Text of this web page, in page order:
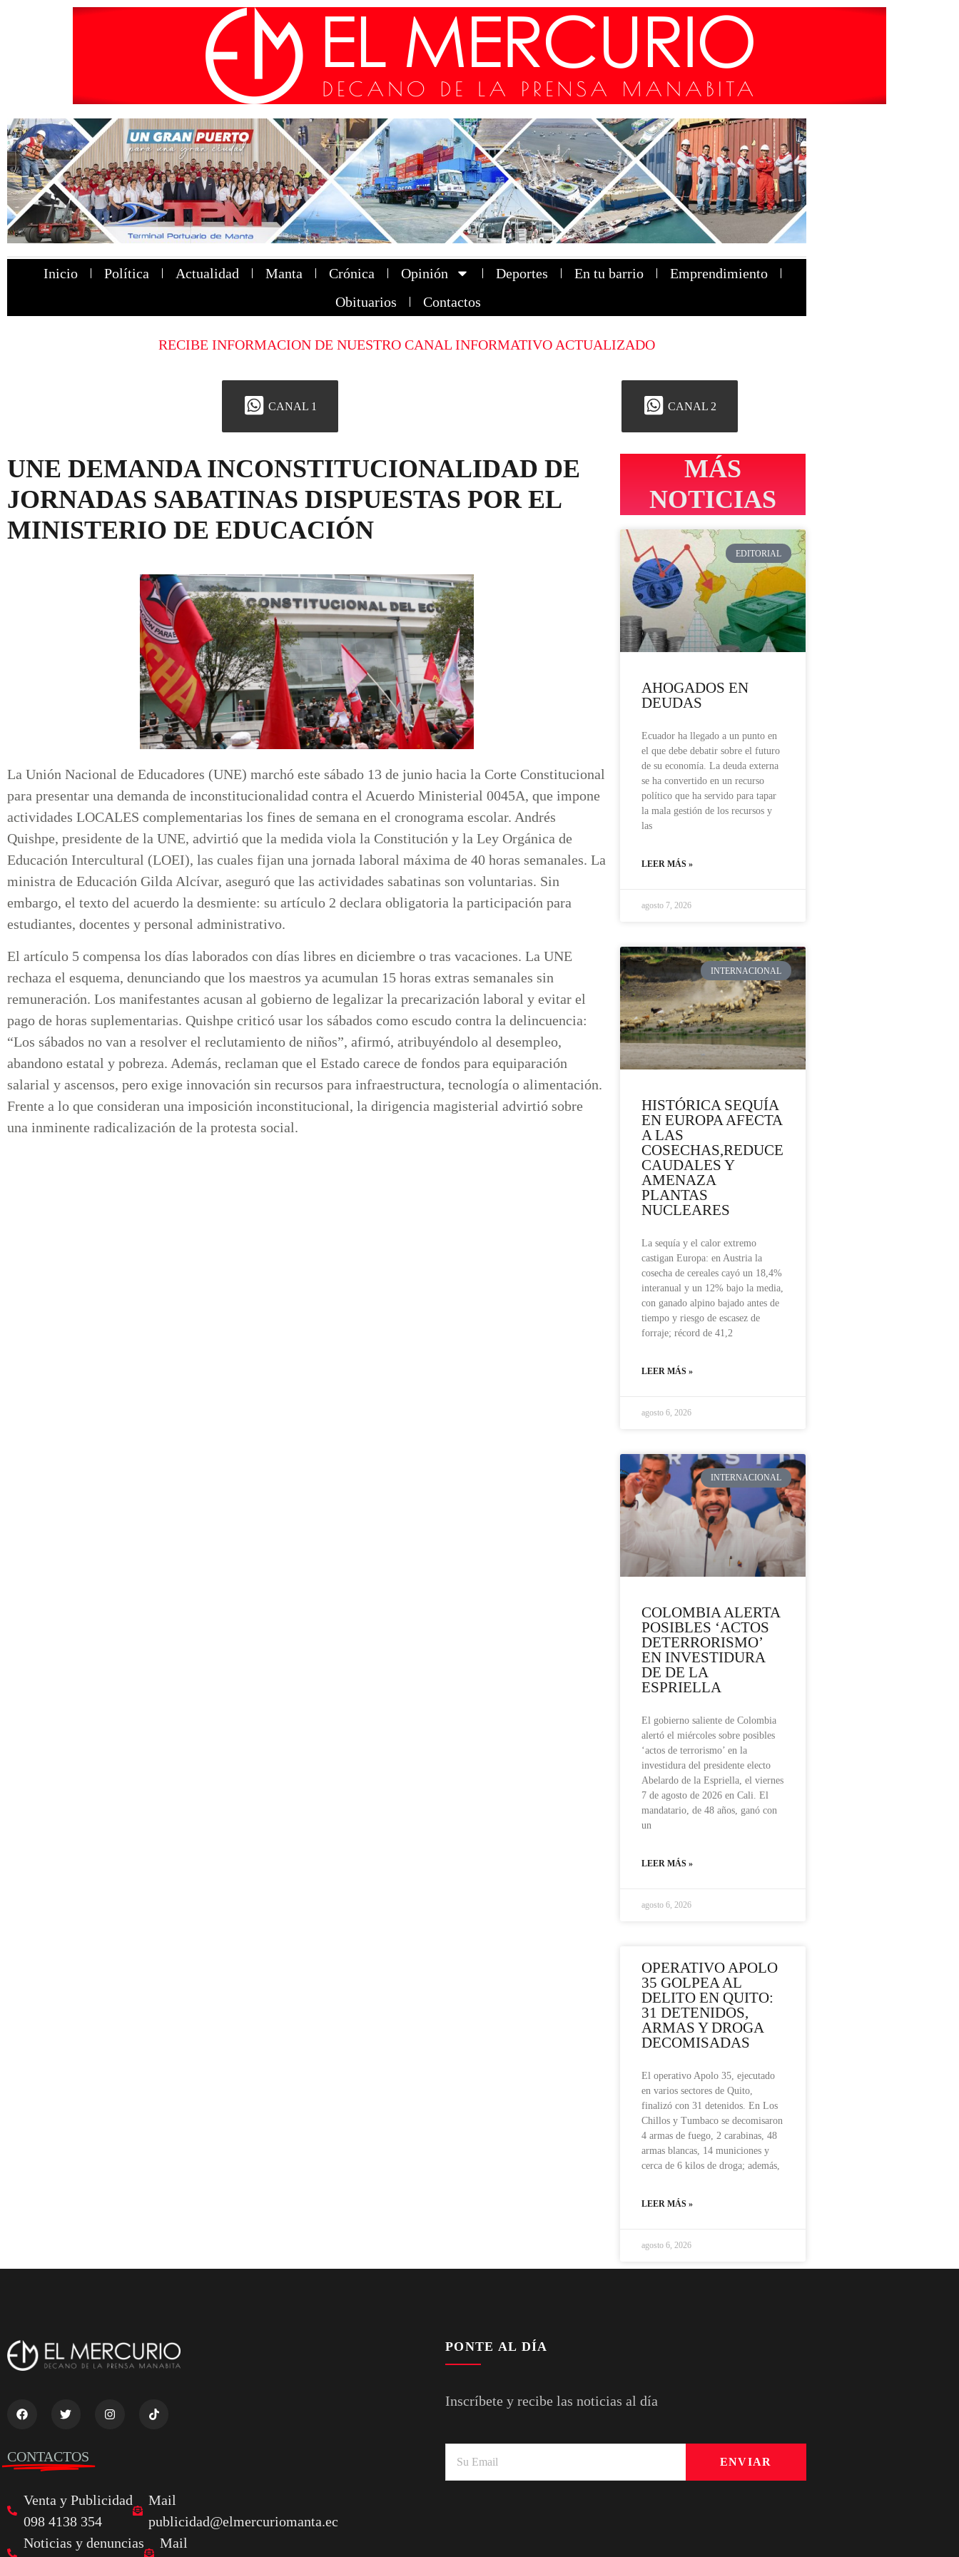
Inicio Política Actualidad Manta Crónica Opinión Deportes En tu barrio
Emprendimiento
Obituarios
Contactos
RECIBE INFORMACION DE NUESTRO CANAL INFORMATIVO ACTUALIZADO
CANAL 1 CANAL 2
UNE DEMANDA INCONSTITUCIONALIDAD DE
JORNADAS SABATINAS DISPUESTAS POR EL
MINISTERIO DE EDUCACIÓN
La Unión Nacional de Educadores (UNE) marchó este sábado 13 de junio hacia la Corte Constitucional
para presentar una demanda de inconstitucionalidad contra el Acuerdo Ministerial 0045A, que impone
actividades LOCALES complementarias los fines de semana en el cronograma escolar. Andrés
Quishpe, presidente de la UNE, advirtió que la medida viola la Constitución y la Ley Orgánica de
Educación Intercultural (LOEI), las cuales fijan una jornada laboral máxima de 40 horas semanales. La
ministra de Educación Gilda Alcívar, aseguró que las actividades sabatinas son voluntarias. Sin
embargo, el texto del acuerdo la desmiente: su artículo 2 declara obligatoria la participación para
estudiantes, docentes y personal administrativo.
El artículo 5 compensa los días laborados con días libres en diciembre o tras vacaciones. La UNE
rechaza el esquema, denunciando que los maestros ya acumulan 15 horas extras semanales sin
remuneración. Los manifestantes acusan al gobierno de legalizar la precarización laboral y evitar el
pago de horas suplementarias. Quishpe criticó usar los sábados como escudo contra la delincuencia:
“Los sábados no van a resolver el reclutamiento de niños”, afirmó, atribuyéndolo al desempleo,
abandono estatal y pobreza. Además, reclaman que el Estado carece de fondos para equiparación
salarial y ascensos, pero exige innovación sin recursos para infraestructura, tecnología o alimentación.
Frente a lo que consideran una imposición inconstitucional, la dirigencia magisterial advirtió sobre
una inminente radicalización de la protesta social.
MÁS
NOTICIAS
EDITORIAL
AHOGADOS EN
DEUDAS
Ecuador ha llegado a un punto en
el que debe debatir sobre el futuro
de su economía. La deuda externa
se ha convertido en un recurso
político que ha servido para tapar
la mala gestión de los recursos y
las
LEER MÁS »
agosto 7, 2026
INTERNACIONAL
HISTÓRICA SEQUÍA
EN EUROPA AFECTA
A LAS
COSECHAS,REDUCE
CAUDALES Y
AMENAZA
PLANTAS
NUCLEARES
La sequía y el calor extremo
castigan Europa: en Austria la
cosecha de cereales cayó un 18,4%
interanual y un 12% bajo la media,
con ganado alpino bajado antes de
tiempo y riesgo de escasez de
forraje; récord de 41,2
LEER MÁS »
agosto 6, 2026
INTERNACIONAL
COLOMBIA ALERTA
POSIBLES ‘ACTOS
DETERRORISMO’
EN INVESTIDURA
DE DE LA
ESPRIELLA
El gobierno saliente de Colombia
alertó el miércoles sobre posibles
‘actos de terrorismo’ en la
investidura del presidente electo
Abelardo de la Espriella, el viernes
7 de agosto de 2026 en Cali. El
mandatario, de 48 años, ganó con
un
LEER MÁS »
agosto 6, 2026
OPERATIVO APOLO
35 GOLPEA AL
DELITO EN QUITO:
31 DETENIDOS,
ARMAS Y DROGA
DECOMISADAS
El operativo Apolo 35, ejecutado
en varios sectores de Quito,
finalizó con 31 detenidos. En Los
Chillos y Tumbaco se decomisaron
4 armas de fuego, 2 carabinas, 48
armas blancas, 14 municiones y
cerca de 6 kilos de droga; además,
LEER MÁS »
agosto 6, 2026
CONTACTOS
Venta y Publicidad
098 4138 354
Mail
publicidad@elmercuriomanta.ec
Noticias y denuncias
Mail
PONTE AL DÍA
Inscríbete y recibe las noticias al día
ENVIAR